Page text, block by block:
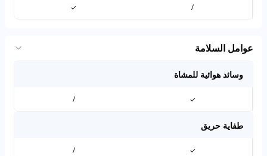
/
✓
عوامل السلامة
وسائد هوائية للمشاة
✓
/
طفاية حريق
✓
/